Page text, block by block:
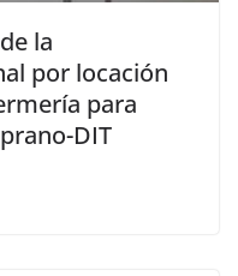
la
por locación
para
DIT